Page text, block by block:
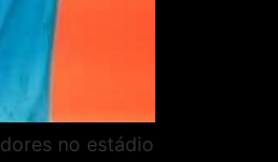
no estádio